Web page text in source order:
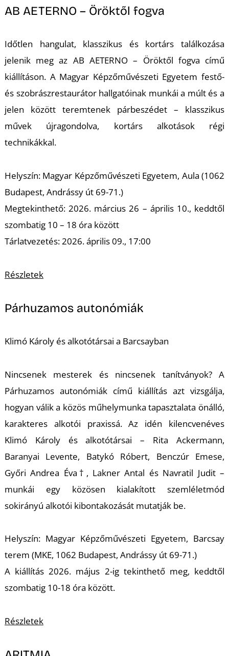
AB AETERNO – Öröktől fogva
Időtlen hangulat, klasszikus és kortárs találkozása
jelenik meg az AB AETERNO – Öröktől fogva című
kiállításon. A Magyar Képzőművészeti Egyetem festő-
és szobrászrestaurátor hallgatóinak munkái a múlt és a
jelen között teremtenek párbeszédet – klasszikus
művek újragondolva, kortárs alkotások régi
technikákkal.
Helyszín: Magyar Képzőművészeti Egyetem, Aula (1062
Budapest, Andrássy út 69-71.)
Megtekinthető: 2026. március 26 – április 10., keddtől
szombatig 10 – 18 óra között
Tárlatvezetés: 2026. április 09., 17:00
Részletek
Párhuzamos autonómiák
Klimó Károly és alkotótársai a Barcsayban
Nincsenek mesterek és nincsenek tanítványok? A
Párhuzamos autonómiákcímű kiállítás azt vizsgálja,
hogyan válik a közös műhelymunka tapasztalata önálló,
karakteres alkotói praxissá. Az idén kilencvenéves
Klimó Károly és alkotótársai – Rita Ackermann,
Baranyai Levente, Batykó Róbert, Benczúr Emese,
Győri Andrea Éva†, Lakner Antal és Navratil Judit –
munkái egy közösen kialakított szemléletmód
sokirányú alkotói kibontakozását mutatják be.
Helyszín: Magyar Képzőművészeti Egyetem, Barcsay
terem (MKE, 1062 Budapest, Andrássy út 69-71.)
A kiállítás 2026. május 2-ig tekinthető meg, keddtől
szombatig 10-18 óra között.
Részletek